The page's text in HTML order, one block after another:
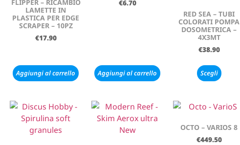
FLIPPER – RICAMBIO
LAMETTE IN
PLASTICA PER EDGE
SCRAPER – 10PZ
€17.90
Aggiungi al carrello
€6.70
Aggiungi al carrello
RED SEA – TUBI
COLORATI POMPA
DOSOMETRICA –
4X3MT
€38.90
Scegli
OCTO – VARIOS 8
€449.50